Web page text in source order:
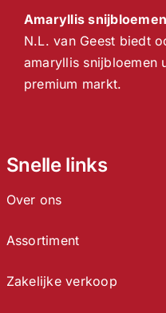
Amaryllis
N.L. van Geest biedt
amaryllis snijbloemen
premium markt.
Snelle links
Over ons
Assortiment
Zakelijke verkoop